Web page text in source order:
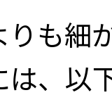
も細
は、以